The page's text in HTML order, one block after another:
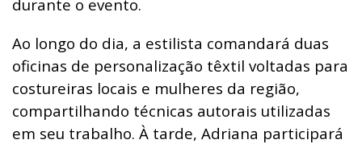
durante o evento.
Ao longo do dia, a estilista comandará duas
oficinas de personalização têxtil voltadas para
costureiras locais e mulheres da região,
compartilhando técnicas autorais utilizadas
em seu trabalho. À tarde, Adriana participará